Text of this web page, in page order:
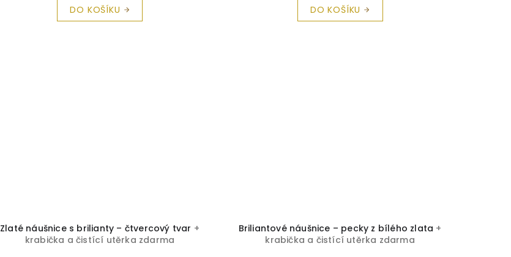
DO KOŠÍKU DO KOŠÍKU
Zlaté náušnice s brilianty – čtvercový tvar +
krabička a čistící utěrka zdarma
Briliantové náušnice – pecky z bílého zlata +
krabička a čistící utěrka zdarma